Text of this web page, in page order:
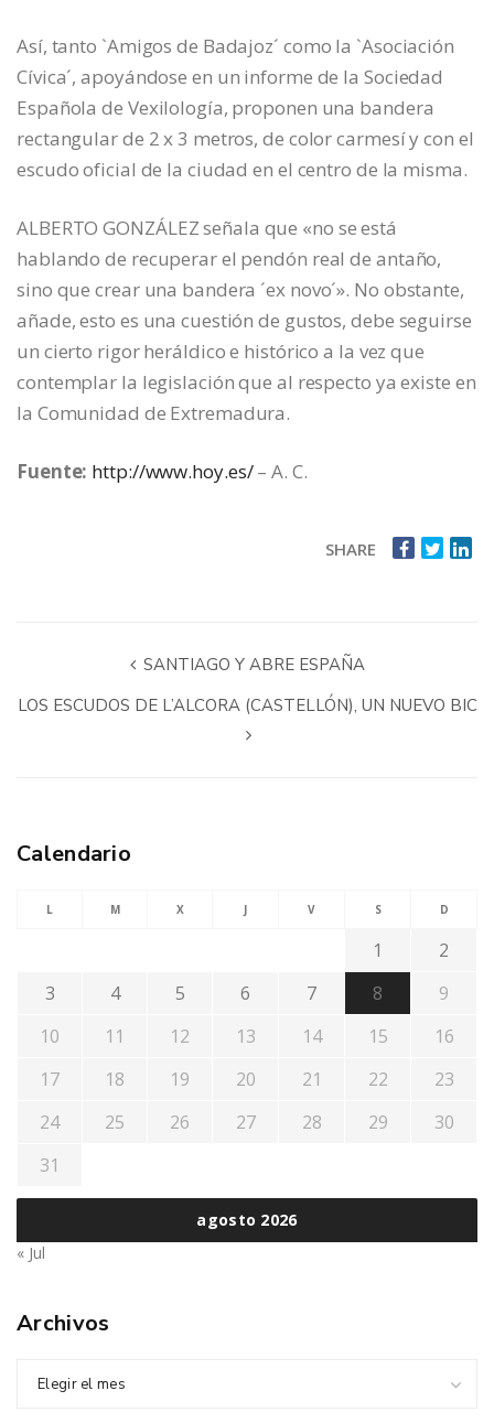
Así, tanto `Amigos de Badajoz´ como la `Asociación
Cívica´, apoyándose en un informe de la Sociedad
Española de Vexilología, proponen una bandera
rectangular de 2 x 3 metros, de color carmesí y con el
escudo oficial de la ciudad en el centro de la misma.
ALBERTO GONZÁLEZ señala que «no se está
hablando de recuperar el pendón real de antaño,
sino que crear una bandera ´ex novo´». No obstante,
añade, esto es una cuestión de gustos, debe seguirse
un cierto rigor heráldico e histórico a la vez que
contemplar la legislación que al respecto ya existe en
la Comunidad de Extremadura.
Fuente: http://www.hoy.es/– A. C.
SHARE
SANTIAGO Y ABRE ESPAÑA
LOS ESCUDOS DE L’ALCORA (CASTELLÓN), UN NUEVO BIC
Calendario
agosto 2026
L M X J V S D
1
2
3
4 5 6 7 8
9
10
11 12 13 14 15
16
17
18 19 20 21 22
23
24
25 26 27 28 29
30
31
« Jul
Archivos
Elegir el mes